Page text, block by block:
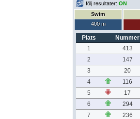
följ resultater: ON
Swim
400 m
Plats Nummer
1
413
2
147
3
20
4
116
5
17
6
294
7
236